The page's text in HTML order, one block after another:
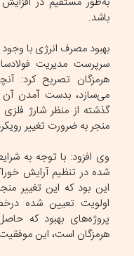
باشد.
بهبود مصرف انرژی با
سرپرست مدیریت
هرمزگان تصریح کرد:
می‌سازد، بدست آمدن
گذشته از منظر شارژ
منجر به ضرورت تغییر
وی افزود: با توجه به
شده در تنظیم آرایش
این بود که این تغییر
اولویت تعیین شده
پروژه‌های بهبود که
هرمزگان است، این